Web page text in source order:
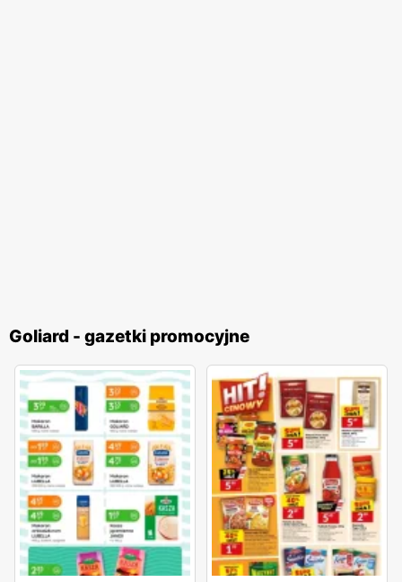
Goliard - gazetki promocyjne